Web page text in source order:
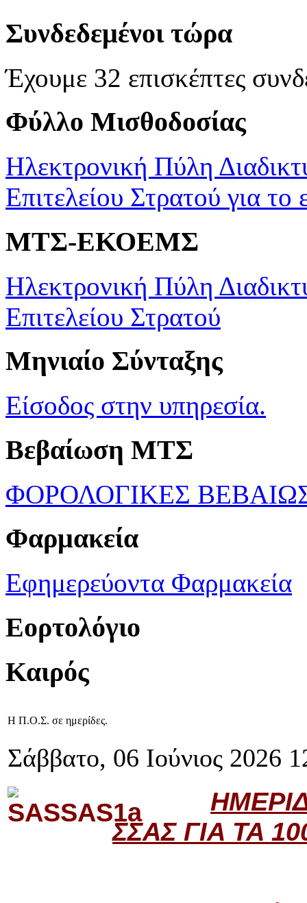
Συνδεδεμένοι τώρα
Έχουμε 32 επισκέπτες
Φύλλο Μισθοδοσίας
Ηλεκτρονική Πύλη
Επιτελείου Στρατού για το
ΜΤΣ-ΕΚΟΕΜΣ
Ηλεκτρονική Πύλη
Επιτελείου Στρατού
Μηνιαίο Σύνταξης
Είσοδος στην υπηρεσία.
Βεβαίωση ΜΤΣ
ΦΟΡΟΛΟΓΙΚΕΣ
Φαρμακεία
Εφημερεύοντα Φαρμακεία
Εορτολόγιο
Καιρός
Η Π.Ο.Σ. σε ημερίδες.
Σάββατο, 06 Ιούνιος 2026
ΣΣΑΣ ΓΙΑ ΤΑ